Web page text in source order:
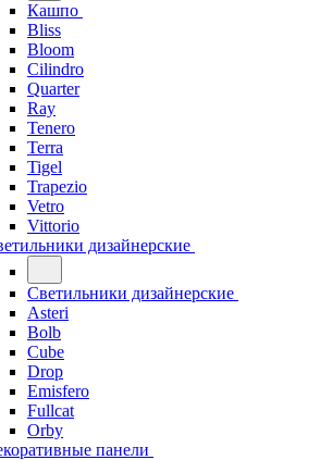
Кашпо
Bliss
Bloom
Cilindro
Quarter
Ray
Tenero
Terra
Tigel
Trapezio
Vetro
Vittorio
дизайнерские
Светильники дизайнерские
Asteri
Bolb
Cube
Drop
Emisfero
Fullcat
Orby
панели